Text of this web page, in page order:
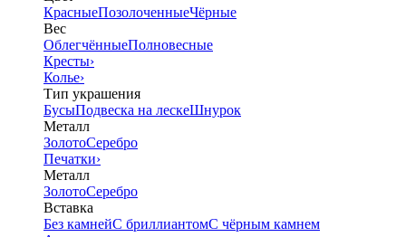
КрасныеПозолоченныеЧёрные
Вес
ОблегчённыеПолновесные
Кресты›
Колье›
Тип украшения
БусыПодвеска на лескеШнурок
Металл
ЗолотоСеребро
Печатки›
Металл
ЗолотоСеребро
Вставка
Без камнейС бриллиантомС чёрным камнем